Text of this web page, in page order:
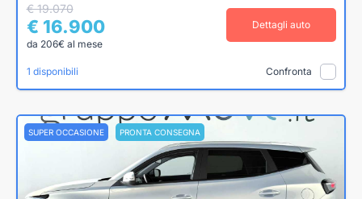
€ 19.070
€ 16.900
da 206€ al mese
Dettagli auto
1 disponibili Confronta
SUPER OCCASIONE PRONTA CONSEGNA